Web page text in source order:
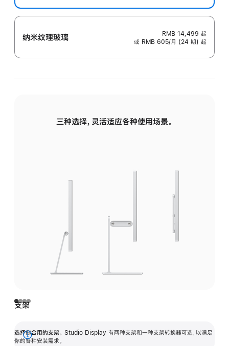
纳米纹理玻璃 RMB 14,499 起
或 RMB 605/月 (24 期) 起
三种选择，灵活适应各种使用场景。
支架
选择你合用的支架。 Studio Display 有两种支架和一种支架转换器可选，以满足
你的各种安装需求。
展